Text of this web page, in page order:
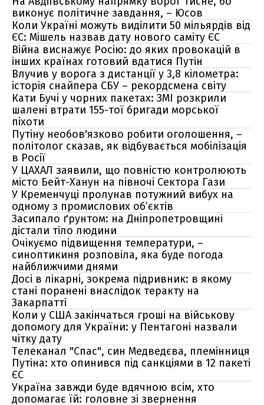
виконує політичне завдання, – Юсов
Коли Україні можуть виділити 50 мільярдів від
ЄС: Мішель назвав дату нового саміту ЄС
Війна виснажує Росію: до яких провокацій в
інших країнах готовий вдатися Путін
Влучив у ворога з дистанції у 3,8 кілометра:
історія снайпера СБУ – рекордсмена світу
Кати Бучі у чорних пакетах: ЗМІ розкрили
шалені втрати 155-тої бригади морської
піхоти
Путіну необов'язково робити оголошення, –
політолог сказав, як відбувається мобілізація
в Росії
У ЦАХАЛ заявили, що повністю контролюють
місто Бейт-Ханун на півночі Сектора Гази
У Кременчуці пролунав потужний вибух на
одному з промислових об’єктів
Засипало ґрунтом: на Дніпропетровщині
дістали тіло людини
Очікуємо підвищення температури, –
синоптикиня розповіла, яка буде погода
найближчими днями
Досі в лікарні, зокрема підривник: в якому
стані поранені внаслідок теракту на
Закарпатті
Коли у США закінчаться гроші на військову
допомогу для України: у Пентагоні назвали
чітку дату
Телеканал "Спас", син Медведєва, племінниця
Путіна: хто опинився під санкціями в 12 пакеті
ЄС
Україна завжди буде вдячною всім, хто
допомагає їй: головне зі звернення